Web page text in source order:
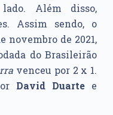
Além disso,
Assim sendo, o
novembro de 2021,
do Brasileirão
venceu por 2 x 1.
David Duartee